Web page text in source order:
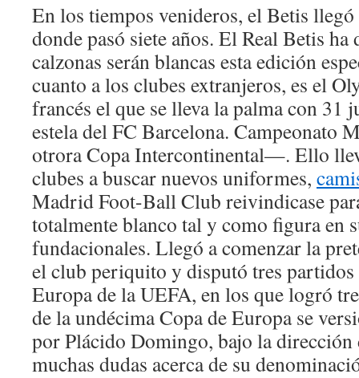
En los tiempos venideros, el Betis llegó
donde pasó siete años. El Real Betis ha
calzonas serán blancas esta edición
cuanto a los clubes extranjeros, es el
francés el que se lleva la palma con 31
estela del FC Barcelona. Campeonato
otrora Copa Intercontinental—. Ello
clubes a buscar nuevos uniformes,
Madrid Foot-Ball Club reivindicase
totalmente blanco tal y como figura en
fundacionales. Llegó a comenzar la
el club periquito y disputó tres
Europa de la UEFA, en los que logró
de la undécima Copa de Europa se
por Plácido Domingo, bajo la dirección
muchas dudas acerca de su